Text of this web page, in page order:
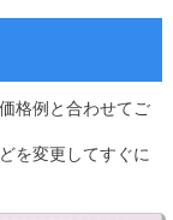
格例と合わせてご
を変更してすぐに